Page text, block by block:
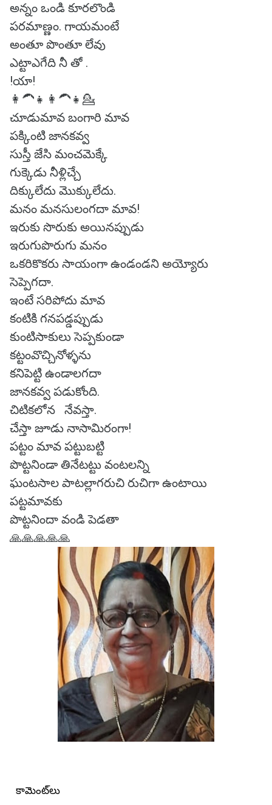
అన్నం ఒండి కూరలొండి
పరమాణ్ణం. గాయమంటే
అంతూ పొంతూ లేవు
ఎట్టాఎగేది నీ తో .
!యా!
👩‍🦱👧👩‍🦱👧💁
చూడుమావ బంగారి మావ
పక్కింటి జానకవ్వ
సుస్తీ జేసి మంచమెక్కే
గుక్కెడు నీళ్లిచ్చే
దిక్కులేదు మొక్కులేదు.
మనం మనసులంగదా మావ!
ఇరుకు సొరుకు అయినప్పుడు
ఇరుగుపొరుగు మనం
ఒకరికొకరు సాయంగా ఉండండని అయ్యోరు
సెప్పెగదా.
ఇంటే సరిపోదు మావ
కంటికి గనపడ్డప్పుడు
కుంటిసాకులు సెప్పకుండా
కట్టంవొచ్చినోళ్ళను
కనిపెట్టి ఉండాలగదా
జానకవ్వ పడుకోంది.
చిటికలోన నేవస్తా.
చేస్తా జూడు నాసామిరంగా!
పట్టం మావ పట్టుబట్టి
పొట్టనిండా తినేటట్టు వంటలన్ని
ఘంటసాల పాటల్లాగరుచి రుచిగా ఉంటాయి
పట్టమావకు
పొట్టనిందా వండి పెడతా
🙏🙏🙏🙏🙏
కామెంట్‌లు